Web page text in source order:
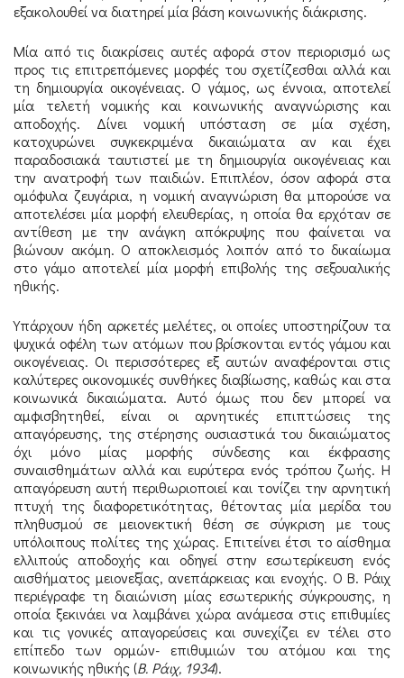
εξακολουθεί να διατηρεί μία βάση κοινωνικής διάκρισης.
Μία από τις διακρίσεις αυτές αφορά στον περιορισμό ως
προς τις επιτρεπόμενες μορφές του σχετίζεσθαι αλλά και
τη δημιουργία οικογένειας. Ο γάμος, ως έννοια, αποτελεί
μία τελετή νομικής και κοινωνικής αναγνώρισης και
αποδοχής. Δίνει νομική υπόσταση σε μία σχέση,
κατοχυρώνει συγκεκριμένα δικαιώματα αν και έχει
παραδοσιακά ταυτιστεί με τη δημιουργία οικογένειας και
την ανατροφή των παιδιών. Επιπλέον, όσον αφορά στα
ομόφυλα ζευγάρια, η νομική αναγνώριση θα μπορούσε να
αποτελέσει μία μορφή ελευθερίας, η οποία θα ερχόταν σε
αντίθεση με την ανάγκη απόκρυψης που φαίνεται να
βιώνουν ακόμη. Ο αποκλεισμός λοιπόν από το δικαίωμα
στο γάμο αποτελεί μία μορφή επιβολής της σεξουαλικής
ηθικής.
Υπάρχουν ήδη αρκετές μελέτες, οι οποίες υποστηρίζουν τα
ψυχικά οφέλη των ατόμων που βρίσκονται εντός γάμου και
οικογένειας. Οι περισσότερες εξ αυτών αναφέρονται στις
καλύτερες οικονομικές συνθήκες διαβίωσης, καθώς και στα
κοινωνικά δικαιώματα. Αυτό όμως που δεν μπορεί να
αμφισβητηθεί, είναι οι αρνητικές επιπτώσεις της
απαγόρευσης, της στέρησης ουσιαστικά του δικαιώματος
όχι μόνο μίας μορφής σύνδεσης και έκφρασης
συναισθημάτων αλλά και ευρύτερα ενός τρόπου ζωής. Η
απαγόρευση αυτή περιθωριοποιεί και τονίζει την αρνητική
πτυχή της διαφορετικότητας, θέτοντας μία μερίδα του
πληθυσμού σε μειονεκτική θέση σε σύγκριση με τους
υπόλοιπους πολίτες της χώρας. Επιτείνει έτσι το αίσθημα
ελλιπούς αποδοχής και οδηγεί στην εσωτερίκευση ενός
αισθήματος μειονεξίας, ανεπάρκειας και ενοχής. Ο Β. Ράιχ
περιέγραφε τη διαιώνιση μίας εσωτερικής σύγκρουσης, η
οποία ξεκινάει να λαμβάνει χώρα ανάμεσα στις επιθυμίες
και τις γονικές απαγορεύσεις και συνεχίζει εν τέλει στο
επίπεδο των ορμών- επιθυμιών του ατόμου και της
κοινωνικής ηθικής (Β. Ράιχ, 1934).